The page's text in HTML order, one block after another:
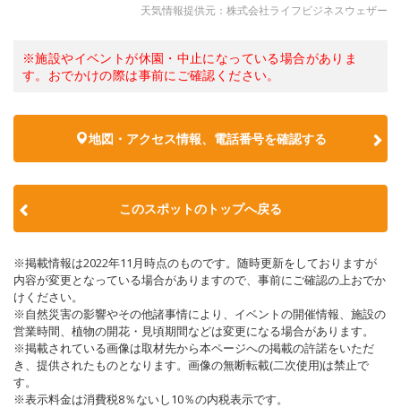
天気情報提供元：株式会社ライフビジネスウェザー
※施設やイベントが休園・中止になっている場合がありま
す。おでかけの際は事前にご確認ください。
地図・アクセス情報、電話番号を確認する
このスポットのトップへ戻る
※掲載情報は2022年11月時点のものです。随時更新をしておりますが
内容が変更となっている場合がありますので、事前にご確認の上おでか
けください。
※自然災害の影響やその他諸事情により、イベントの開催情報、施設の
営業時間、植物の開花・見頃期間などは変更になる場合があります。
※掲載されている画像は取材先から本ページへの掲載の許諾をいただ
き、提供されたものとなります。画像の無断転載(二次使用)は禁止で
す。
※表示料金は消費税8％ないし10％の内税表示です。